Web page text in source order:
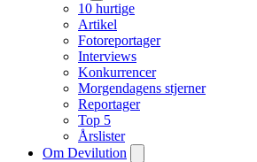
10 hurtige
Artikel
Fotoreportager
Interviews
Konkurrencer
Morgendagens stjerner
Reportager
Top 5
Årslister
Om Devilution